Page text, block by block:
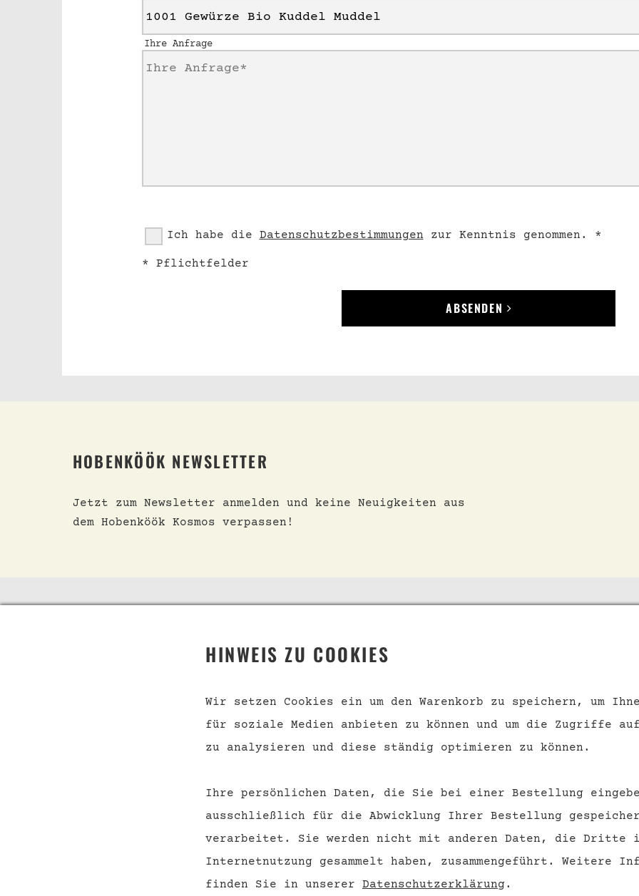
Ihre Anfrage
Ich habe die Datenschutzbestimmungen zur Kenntnis genommen. *
* Pflichtfelder
ABSENDEN
HOBENKÖÖK NEWSLETTER
Jetzt zum Newsletter anmelden und keine Neuigkeiten aus
dem Hobenköök Kosmos verpassen!
040 228 65 538
Kontakt
Versand und
Zahlungsbedingungen
Widerrufsrecht
Über uns
Datenschutz
Barrierefreiheit
VERTRAG WIDERRUFEN
HINWEIS ZU COOKIES
Wir setzen Cookies ein um den Warenkorb zu speichern, um
für soziale Medien anbieten zu können und um die Zugriffe
zu analysieren und diese ständig optimieren zu können.
Ihre persönlichen Daten, die Sie bei einer Bestellung
ausschließlich für die Abwicklung Ihrer Bestellung
verarbeitet. Sie werden nicht mit anderen Daten, die Dritte
Internetnutzung gesammelt haben, zusammengeführt.
Weitere
finden Sie in unserer Datenschutzerklärung .